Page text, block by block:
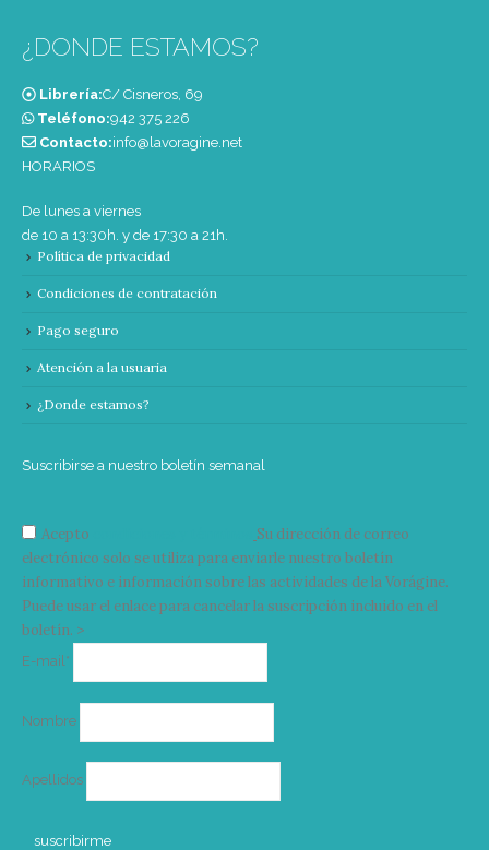
¿DONDE ESTAMOS?
Librería:C/ Cisneros, 69
Teléfono:‭942 375 226‬
Contacto:info@lavoragine.net
HORARIOS
De lunes a viernes
de 10 a 13:30h. y de 17:30 a 21h.
Política de privacidad
Condiciones de contratación
Pago seguro
Atención a la usuaria
¿Donde estamos?
Suscribirse a nuestro boletín semanal
Acepto
Su dirección de correo
electrónico solo se utiliza para enviarle nuestro boletín
informativo e información sobre las actividades de la Vorágine.
Puede usar el enlace para cancelar la suscripción incluido en el
boletín. >
E-mail*
Nombre
Apellidos